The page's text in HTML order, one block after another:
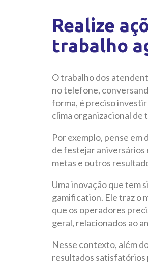
Realize
trabalho
O trabalho dos
no telefone,
forma, é preciso investir
clima organizacional de
Por exemplo, pense em
de festejar aniversários
metas e outros
Uma inovação que tem
gamification. Ele traz o
que os operadores
geral, relacionados ao
Nesse contexto, além
resultados satisfatórios